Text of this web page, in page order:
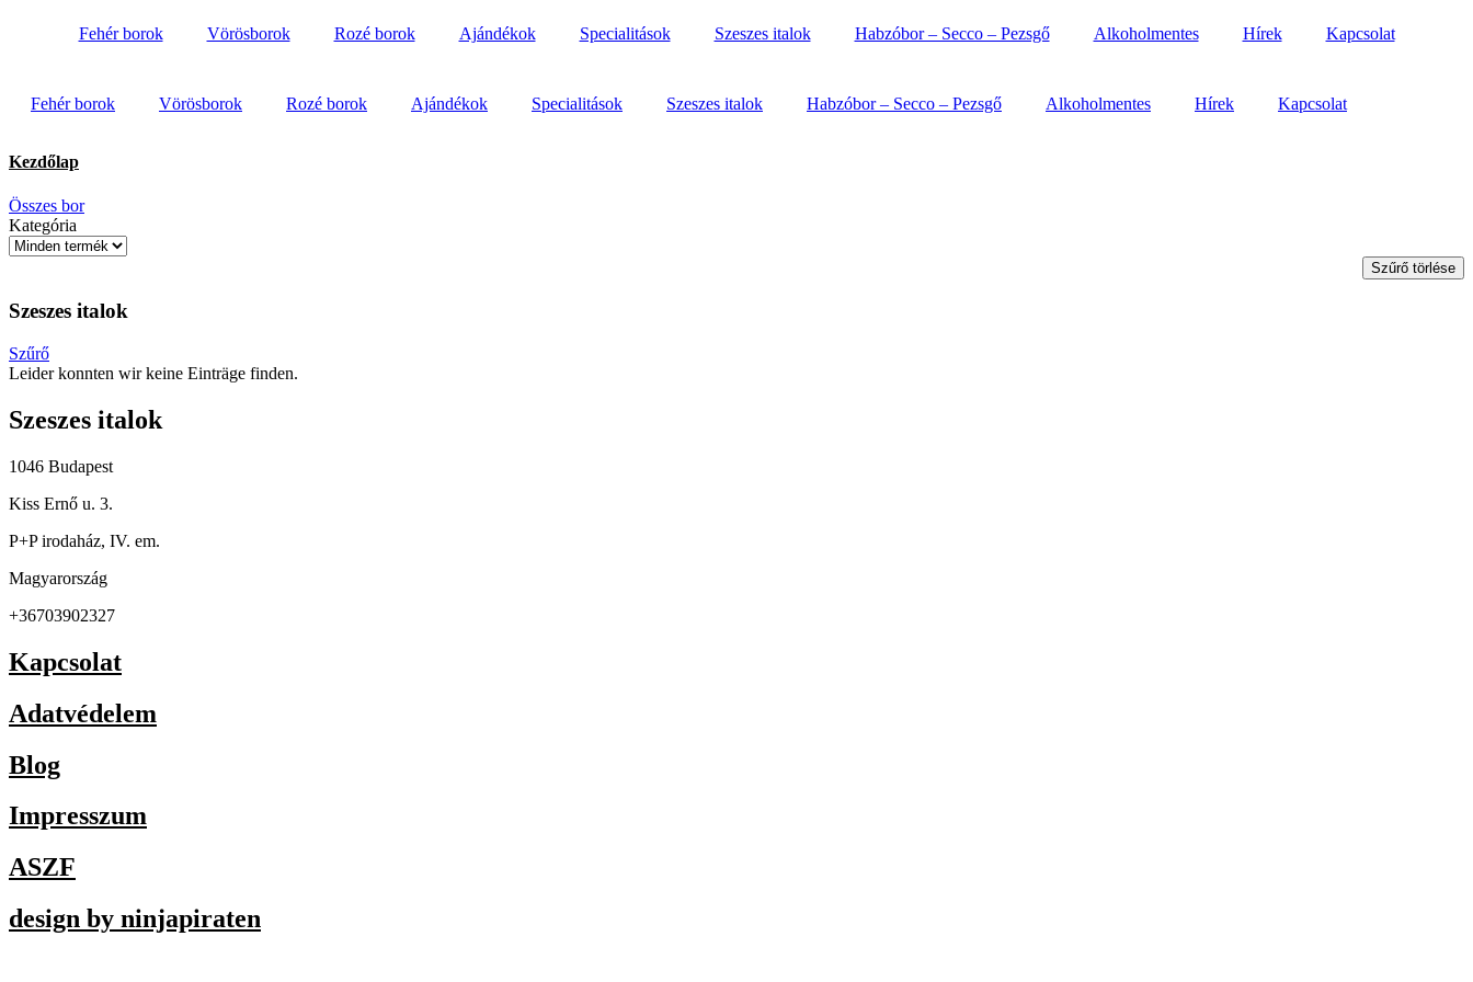
Fehér borok Vörösborok Rozé borok Ajándékok Specialitások Szeszes italok Habzóbor – Secco – Pezsgő Alkoholmentes Hírek Kapcsolat
Fehér borok Vörösborok Rozé borok Ajándékok Specialitások Szeszes italok Habzóbor – Secco – Pezsgő Alkoholmentes Hírek Kapcsolat
Kezdőlap
Összes bor
Kategória
Szűrő törlése
Szeszes italok
Szűrő
Leider konnten wir keine Einträge finden.
Szeszes italok
1046 Budapest
Kiss Ernő u. 3.
P+P irodaház, IV. em.
Magyarország
+36703902327
Kapcsolat
Adatvédelem
Blog
Impresszum
ASZF
design by ninjapiraten